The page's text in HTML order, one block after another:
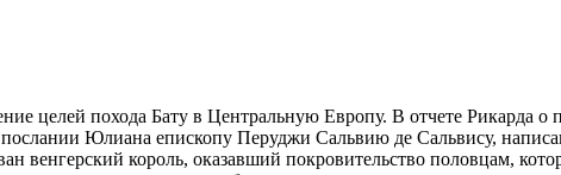
целей похода Бату в Центральную Европу. В отчете Рикарда
Юлиана епископу Перуджи Сальвию де Сальвису,
венгерский король, оказавший покровительство половцам,